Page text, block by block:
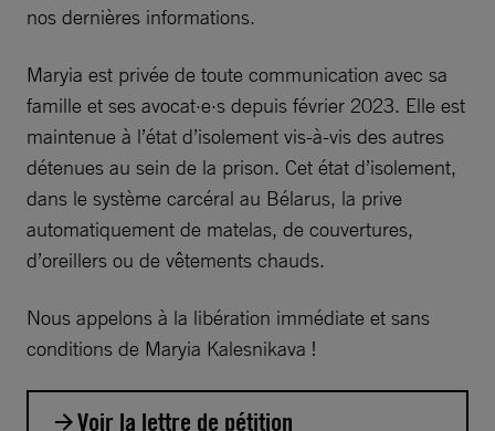
nos dernières informations.
Maryia est privée de toute communication avec sa
famille et ses avocat·e·s depuis février 2023. Elle est
maintenue à l’état d’isolement vis-à-vis des autres
détenues au sein de la prison. Cet état d’isolement,
dans le système carcéral au Bélarus, la prive
automatiquement de matelas, de couvertures,
d’oreillers ou de vêtements chauds.
Nous appelons à la libération immédiate et sans
conditions de Maryia Kalesnikava !
Voir la lettre de pétition